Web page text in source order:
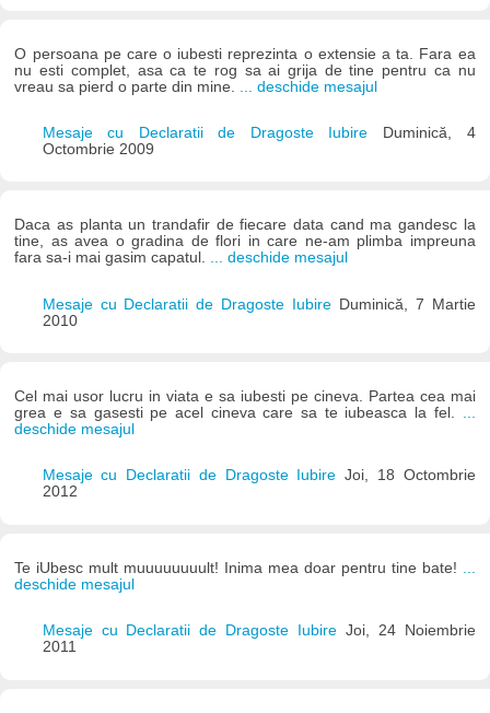
O persoana pe care o iubesti reprezinta o extensie a ta. Fara ea
nu esti complet, asa ca te rog sa ai grija de tine pentru ca nu
vreau sa pierd o parte din mine.
... deschide mesajul
Mesaje cu Declaratii de Dragoste Iubire
Duminică, 4
Octombrie 2009
Daca as planta un trandafir de fiecare data cand ma gandesc la
tine, as avea o gradina de flori in care ne-am plimba impreuna
fara sa-i mai gasim capatul. ... deschide mesajul
Mesaje cu Declaratii de Dragoste Iubire Duminică, 7 Martie
2010
Cel mai usor lucru in viata e sa iubesti pe cineva. Partea cea mai
grea e sa gasesti pe acel cineva care sa te iubeasca la fel. ...
deschide mesajul
Mesaje cu Declaratii de Dragoste IubireJoi, 18 Octombrie
2012
Te iUbesc mult muuuuuuuult! Inima mea doar pentru tine bate!
deschide mesajul
Mesaje cu Declaratii de Dragoste Iubire Joi, 24 Noiembrie
2011